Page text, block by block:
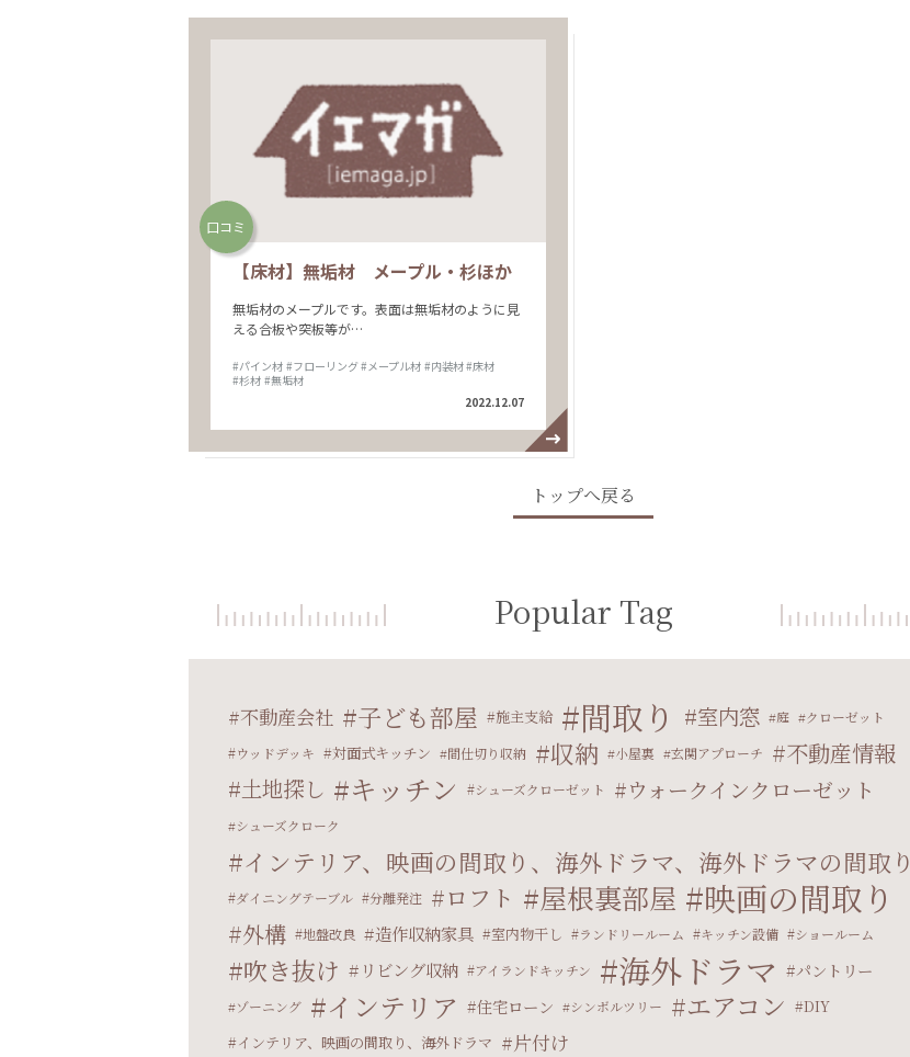
口コミ
【床材】無垢材 メープル・杉ほか
無垢材のメープルです。表面は無垢材のように見
える合板や突板等が…
#パイン材 #フローリング#メープル材 #内装材#床材
#杉材 #無垢材
2022.12.07
トップへ戻る
Popular Tag
不動産会社 子ども部屋 施主支給 間取り 室内窓 庭
クローゼット
ウッドデッキ
対面式キッチン 間仕切り収納 収納 小屋裏 玄関アプローチ 不動産情報
土地探し キッチン シューズクローゼット ウォークインクローゼット
シューズクローク
インテリア、映画の間取り、海外ドラマ、海外ドラマの間取り
ダイニングテーブル 分離発注 ロフト 屋根裏部屋 映画の間取り
外構 地盤改良 造作収納家具 室内物干し ランドリールーム キッチン設備 ショールーム
吹き抜け リビング収納 アイランドキッチン 海外ドラマ パントリー
ゾーニング インテリア 住宅ローン シンボルツリー エアコン
DIY
インテリア、映画の間取り、海外ドラマ
片付け